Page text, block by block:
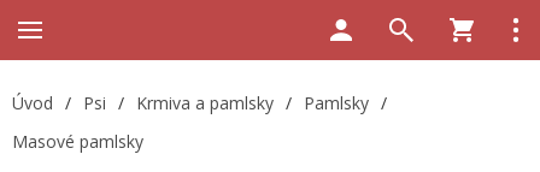
Úvod / Psi / Krmiva a pamlsky / Pamlsky /
Masové pamlsky